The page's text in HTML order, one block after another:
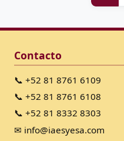
Contacto
📞 +52 81 8761 6109
📞 +52 81 8761 6108
📞 +52 81 8332 8303
✉ info@iaesyesa.com